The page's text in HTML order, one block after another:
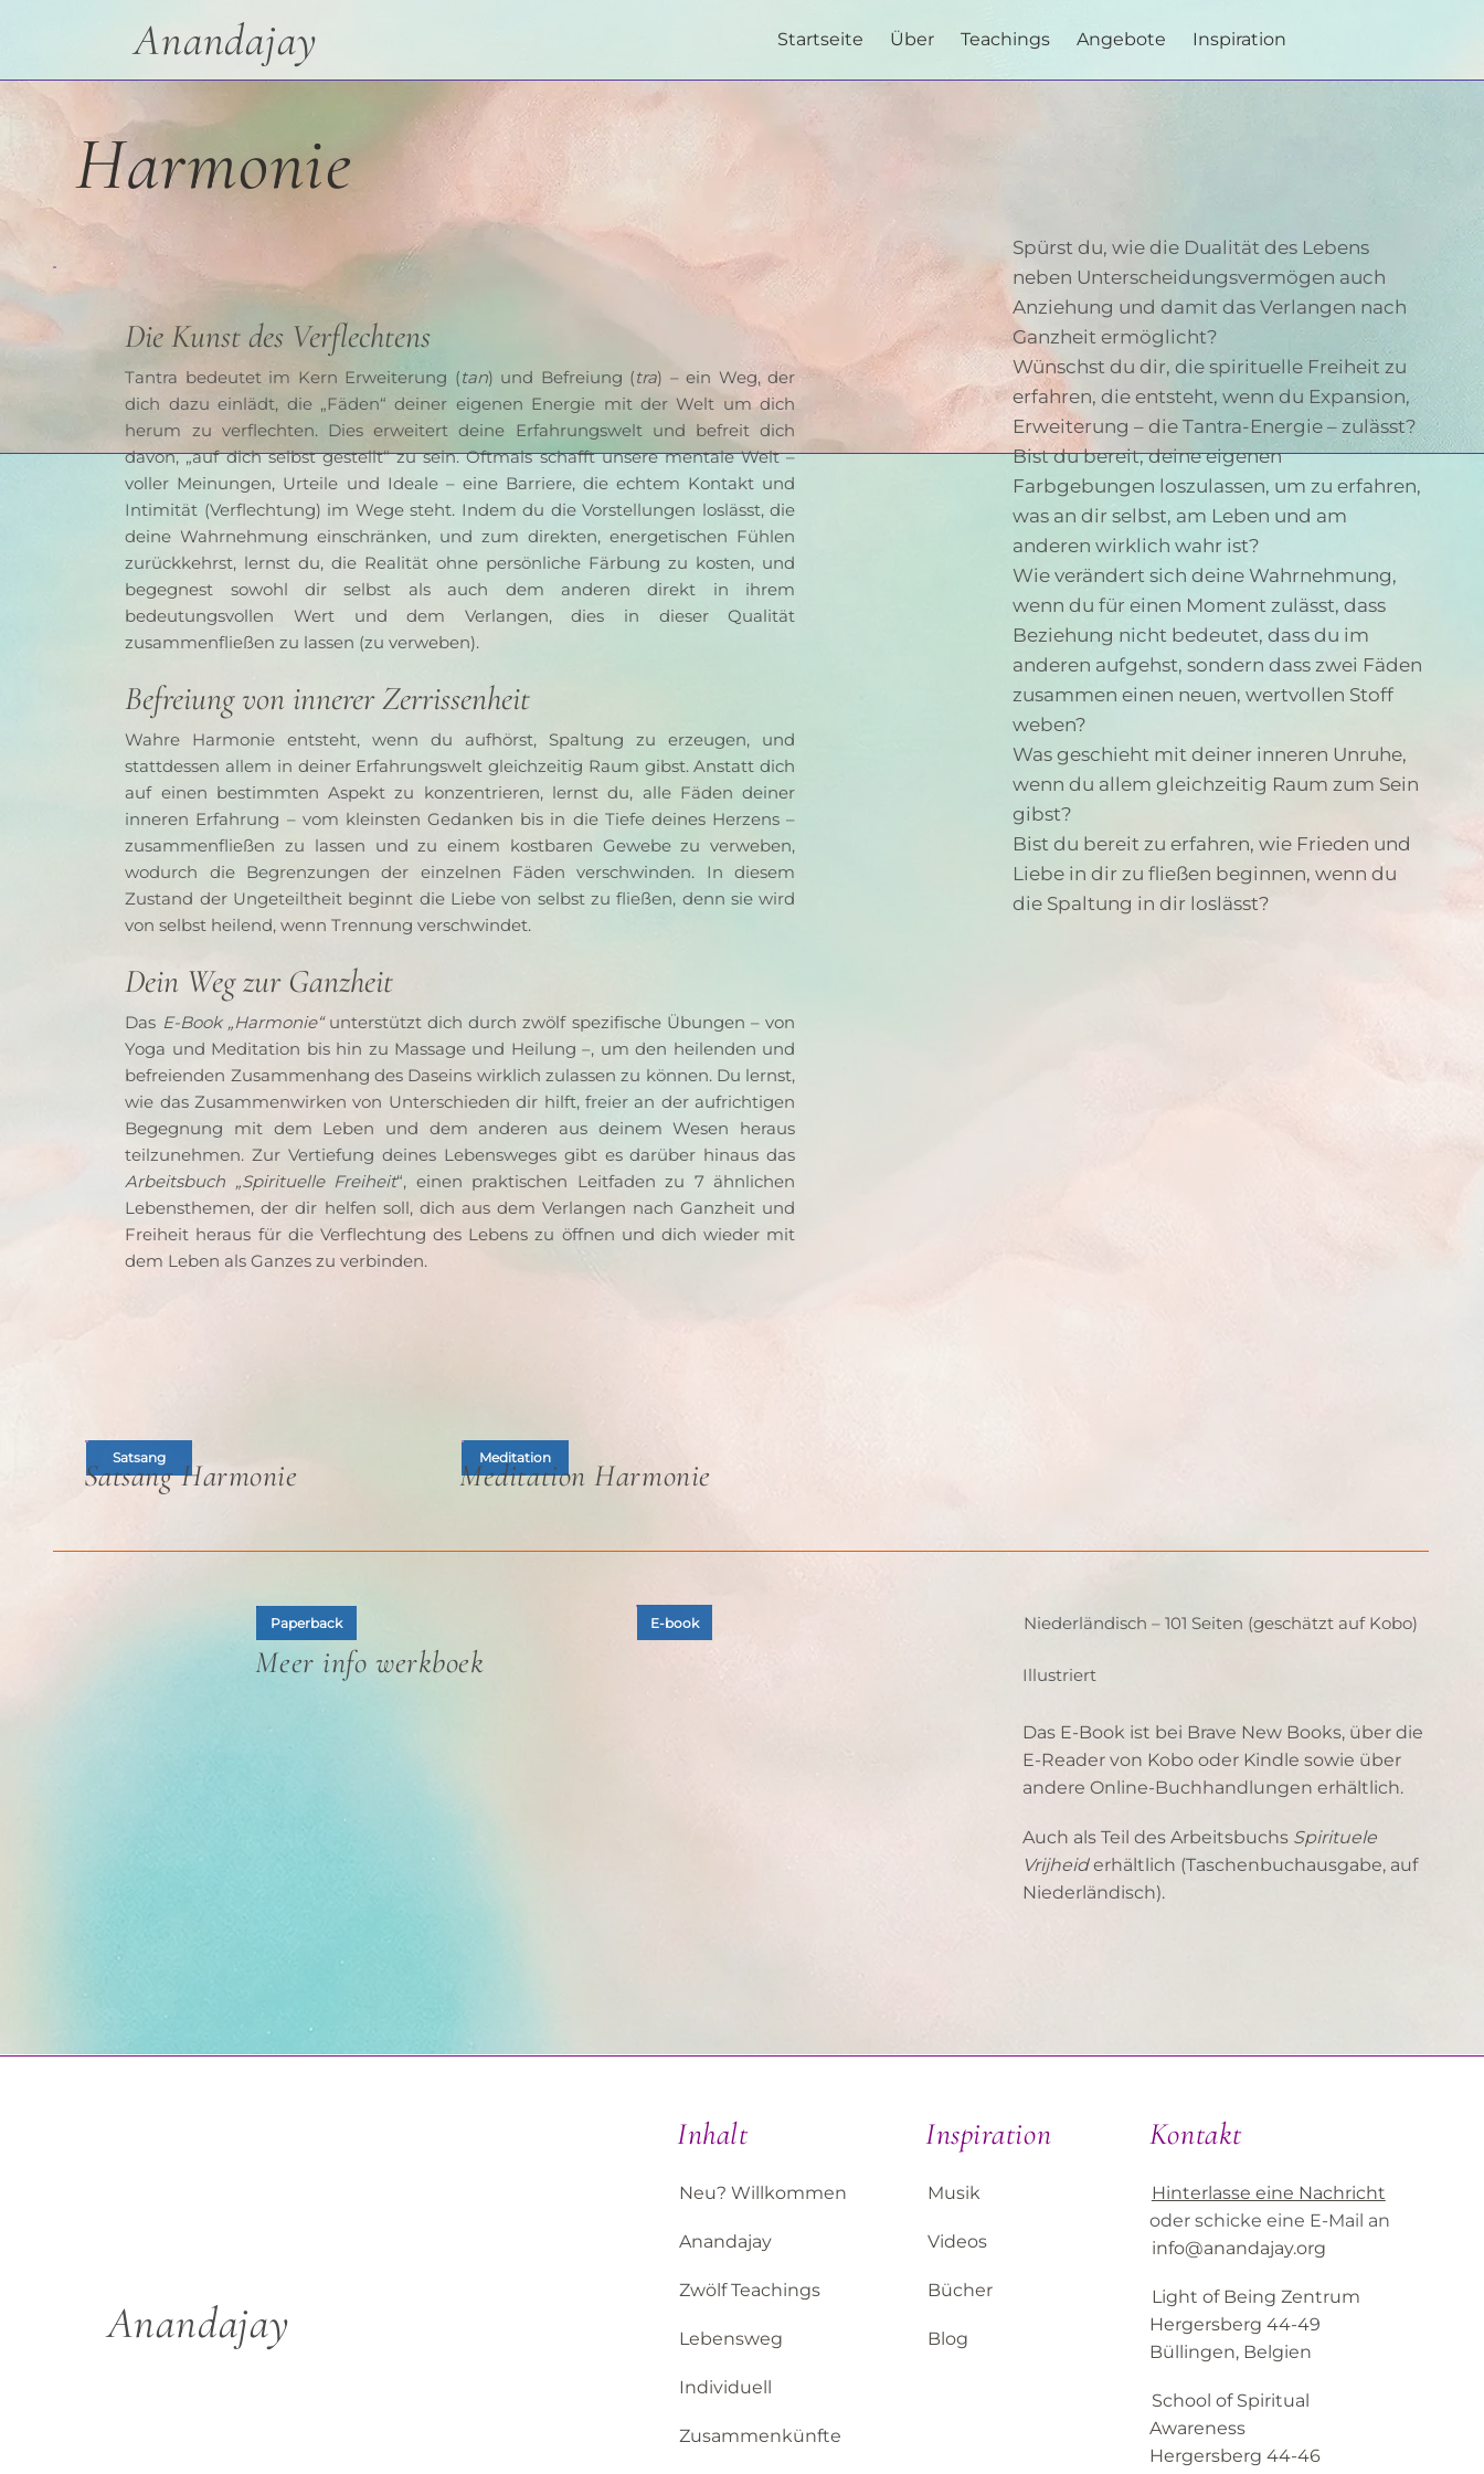
Anandajay Startseite Über Teachings Angebote Inspiration
Harmonie
Niederländisch – 101 Seiten (geschätzt auf Kobo)
Illustriert
Das E-Book ist bei Brave New Books, über die
E-Reader von Kobo oder Kindle sowie über
andere Online-Buchhandlungen erhältlich.
Auch als Teil des Arbeitsbuchs Spirituele
Vrijheiderhältlich (Taschenbuchausgabe, auf
Niederländisch).
Paperback
Meer info werkboek
E-book
Satsang
Satsang Harmonie Meditation
Meditation Harmonie
Die Kunst des Verflechtens
Tantra bedeutet im Kern Erweiterung (tan) und Befreiung (tra) – ein Weg, der
dich dazu einlädt, die „Fäden“ deiner eigenen Energie mit der Welt um dich
herum zu verflechten. Dies erweitert deine Erfahrungswelt und befreit dich
davon, „auf dich selbst gestellt“ zu sein. Oftmals schafft unsere mentale Welt –
voller Meinungen, Urteile und Ideale – eine Barriere, die echtem Kontakt und
Intimität (Verflechtung) im Wege steht. Indem du die Vorstellungen loslässt, die
deine Wahrnehmung einschränken, und zum direkten, energetischen Fühlen
zurückkehrst, lernst du, die Realität ohne persönliche Färbung zu kosten, und
begegnest sowohl dir selbst als auch dem anderen direkt in ihrem
bedeutungsvollen Wert und dem Verlangen, dies in dieser Qualität
zusammenfließen zu lassen (zu verweben).
Befreiung von innerer Zerrissenheit
Wahre Harmonie entsteht, wenn du aufhörst, Spaltung zu erzeugen, und
stattdessen allem in deiner Erfahrungswelt gleichzeitig Raum gibst. Anstatt dich
auf einen bestimmten Aspekt zu konzentrieren, lernst du, alle Fäden deiner
inneren Erfahrung – vom kleinsten Gedanken bis in die Tiefe deines Herzens –
zusammenfließen zu lassen und zu einem kostbaren Gewebe zu verweben,
wodurch die Begrenzungen der einzelnen Fäden verschwinden. In diesem
Zustand der Ungeteiltheit beginnt die Liebe von selbst zu fließen, denn sie wird
von selbst heilend, wenn Trennung verschwindet.
Dein Weg zur Ganzheit
Das E-Book „Harmonie“ unterstützt dich durch zwölf spezifische Übungen – von
Yoga und Meditation bis hin zu Massage und Heilung –, um den heilenden und
befreienden Zusammenhang des Daseins wirklich zulassen zu können. Du lernst,
wie das Zusammenwirken von Unterschieden dir hilft, freier an der aufrichtigen
Begegnung mit dem Leben und dem anderen aus deinem Wesen heraus
Arbeitsbuch „Spirituelle Freiheit“, einen praktischen Leitfaden zu 7 ähnlichen
Lebensthemen, der dir helfen soll, dich aus dem Verlangen nach Ganzheit und
Freiheit heraus für die Verflechtung des Lebens zu öffnen und dich wieder mit
dem Leben als Ganzes zu verbinden.
Spürst du, wie die Dualität des Lebens
neben Unterscheidungsvermögen auch
Anziehung und damit das Verlangen nach
Ganzheit ermöglicht?
Wünschst du dir, die spirituelle Freiheit zu
erfahren, die entsteht, wenn du Expansion,
Erweiterung – die Tantra-Energie – zulässt?
Bist du bereit, deine eigenen
Farbgebungen loszulassen, um zu erfahren,
was an dir selbst, am Leben und am
anderen wirklich wahr ist?
Wie verändert sich deine Wahrnehmung,
wenn du für einen Moment zulässt, dass
Beziehung nicht bedeutet, dass du im
anderen aufgehst, sondern dass zwei Fäden
zusammen einen neuen, wertvollen Stoff
weben?
Was geschieht mit deiner inneren Unruhe,
wenn du allem gleichzeitig Raum zum Sein
gibst?
Bist du bereit zu erfahren, wie Frieden und
Liebe in dir zu fließen beginnen, wenn du
die Spaltung in dir loslässt?
Kontakt
Hinterlasse eine Nachricht
oder schicke eine E-Mail an
info@anandajay.org
Light of Being Zentrum
Hergersberg 44-49
Büllingen, Belgien
School of Spiritual
Awareness
Hergersberg 44-46
Inspiration
Bücher
Musik
Videos
Blog
Inhalt
Neu? Willkommen
Anandajay
Zwölf Teachings
Lebensweg
Individuell
Zusammenkünfte
Anandajay